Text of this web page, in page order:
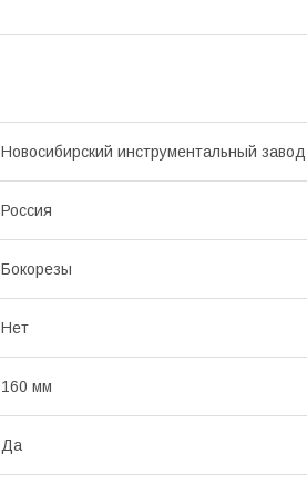
Новосибирский инструментальный завод
Россия
Бокорезы
Нет
160 мм
Да